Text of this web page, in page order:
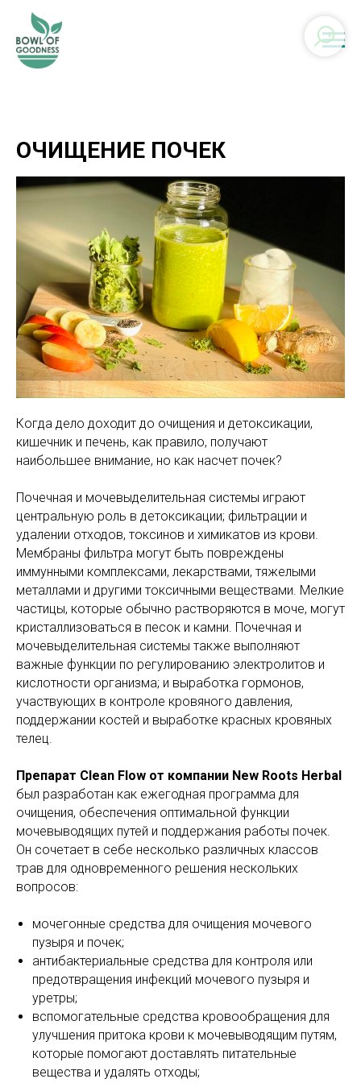
ОЧИЩЕНИЕ ПОЧЕК
Когда дело доходит до очищения и детоксикации,
кишечник и печень, как правило, получают
наибольшее внимание, но как насчет почек?
Почечная и мочевыделительная системы играют
центральную роль в детоксикации; фильтрации и
удалении отходов, токсинов и химикатов из крови.
Мембраны фильтра могут быть повреждены
иммунными комплексами, лекарствами, тяжелыми
металлами и другими токсичными веществами. Мелкие
частицы, которые обычно растворяются в моче, могут
кристаллизоваться в песок и камни. Почечная и
мочевыделительная системы также выполняют
важные функции по регулированию электролитов и
кислотности организма; и выработка гормонов,
участвующих в контроле кровяного давления,
поддержании костей и выработке красных кровяных
телец.
Препарат Clean Flow от компании New Roots Herbal
был разработан как ежегодная программа для
очищения, обеспечения оптимальной функции
мочевыводящих путей и поддержания работы почек.
Он сочетает в себе несколько различных классов
трав для одновременного решения нескольких
вопросов:
мочегонные средства для очищения мочевого
пузыря и почек;
антибактериальные средства для контроля или
предотвращения инфекций мочевого пузыря и
уретры;
вспомогательные средства кровообращения для
улучшения притока крови к мочевыводящим путям,
которые помогают доставлять питательные
вещества и удалять отходы;